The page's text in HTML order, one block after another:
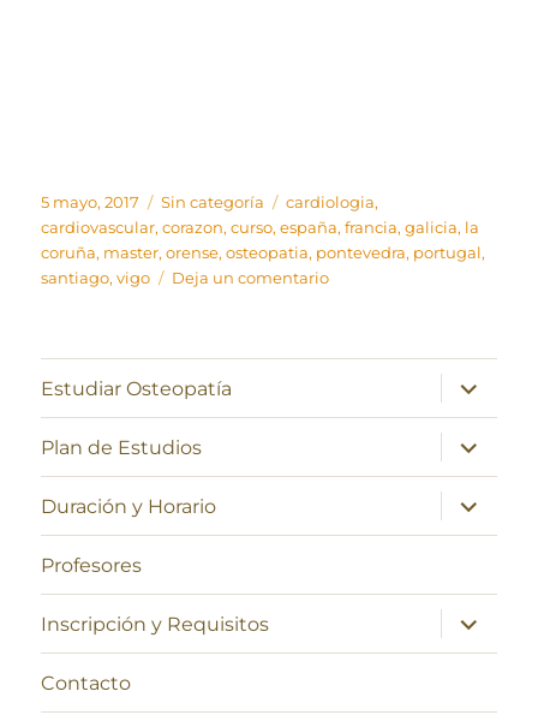
Publicado
el
5 mayo, 2017 Categorías
Sin categoría Etiquetas
cardiologia,
cardiovascular,corazon,curso,españa,francia,galicia, la
coruña, master,orense,osteopatia, pontevedra, portugal,
santiago,vigo Deja un comentarioen
Estudiar Osteopatía
expande
el
menú
inferior
Plan de Estudios
expande
el
menú
inferior
Duración y Horario
expande
el
menú
Profesores
Inscripción y Requisitos
expande
el
menú
Contacto